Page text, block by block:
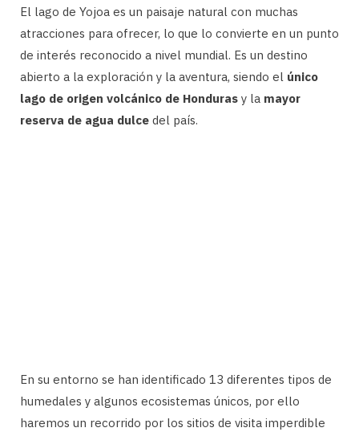
El lago de Yojoa es un paisaje natural con muchas
atracciones para ofrecer, lo que lo convierte en un punto
de interés reconocido a nivel mundial. Es un destino
abierto a la exploración y la aventura, siendo el único
lago de origen volcánico de Honduras y la mayor
reserva de agua dulce del país.
En su entorno se han identificado 13 diferentes tipos de
humedales y algunos ecosistemas únicos, por ello
haremos un recorrido por los sitios de visita imperdible